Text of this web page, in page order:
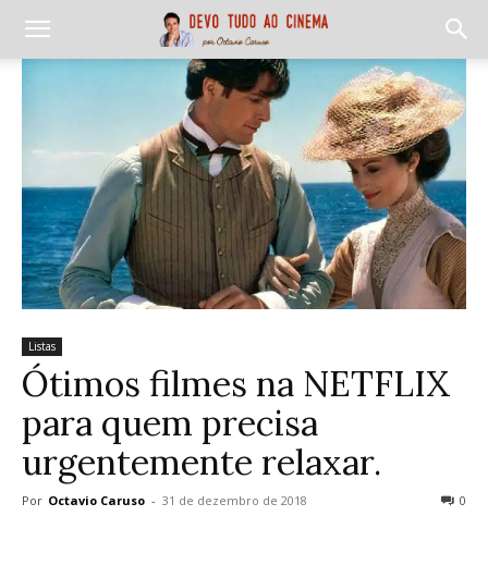
Listas
Ótimos filmes na NETFLIX
para quem precisa
urgentemente relaxar.
Por Octavio Caruso - 31 de dezembro de 2018 0